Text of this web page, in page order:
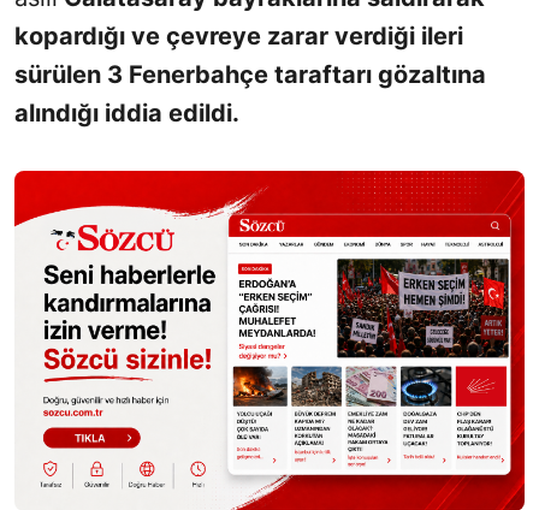
kopardığı ve çevreye zarar verdiği ileri
sürülen 3 Fenerbahçe taraftarı gözaltına
alındığı iddia edildi.